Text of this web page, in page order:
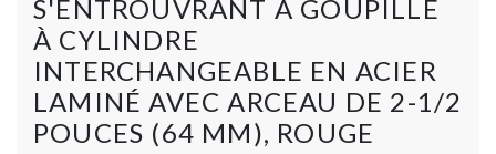
S'ENTROUVRANT À GOUPILLE
À CYLINDRE
INTERCHANGEABLE EN ACIER
LAMINÉ AVEC ARCEAU DE 2-1/2
POUCES (64 MM), ROUGE